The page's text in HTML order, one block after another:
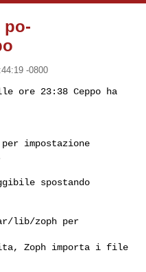
po-
-0800
ore 23:38 Ceppo ha
impostazione
spostando
lib/zoph per
Zoph importa i file